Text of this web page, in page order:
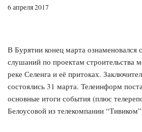
6 апреля 2017
В Бурятии конец марта ознаменовался
слушаний по проектам строительства
реке Селенга и её притоках.
состоялись 31 марта. Телеинформ
основные итоги события (плюс
Белоусовой из телекомпании